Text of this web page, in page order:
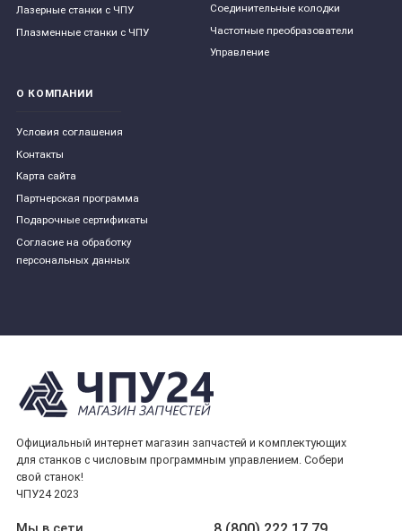
Лазерные станки с ЧПУ
Плазменные станки с ЧПУ
Соединительные колодки
Частотные преобразователи
Управление
О КОМПАНИИ
Условия соглашения
Контакты
Карта сайта
Партнерская программа
Подарочные сертификаты
Согласие на обработку
персональных данных
Официальный интернет магазин запчастей и комплектующих
для станков с числовым программным управлением. Собери
свой станок!
ЧПУ24 2023